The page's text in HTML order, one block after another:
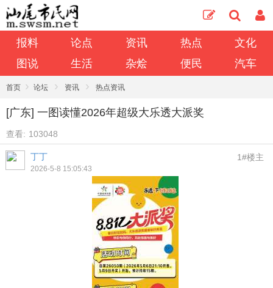
报料 论点 资讯 热点
文化
图说
生活 杂烩 便民 汽车
首页 › 论坛 › 资讯 › 热点资讯
[广东] 一图读懂2026年超级大乐透大派奖
查看: 103048
丁丁
2026-5-8 15:05:43
1#楼主